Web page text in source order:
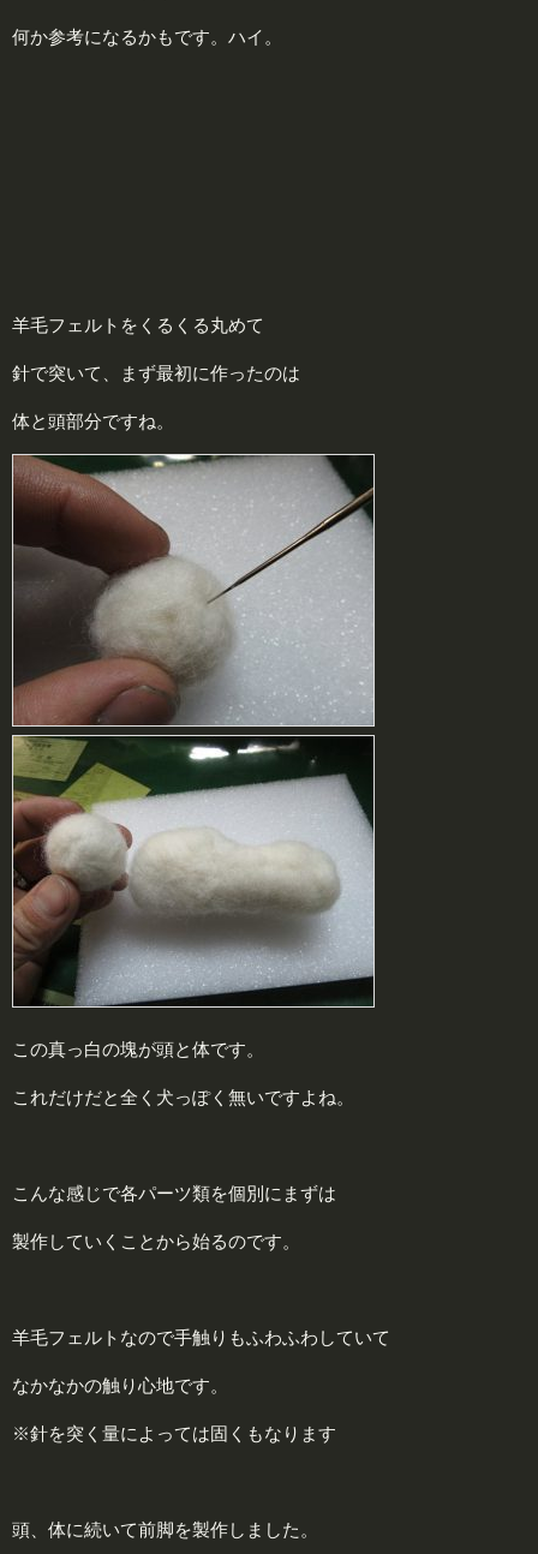
何か参考になるかもです。ハイ。
羊毛フェルトをくるくる丸めて
針で突いて、まず最初に作ったのは
体と頭部分ですね。
この真っ白の塊が頭と体です。
これだけだと全く犬っぽく無いですよね。
こんな感じで各パーツ類を個別にまずは
製作していくことから始るのです。
羊毛フェルトなので手触りもふわふわしていて
なかなかの触り心地です。
※針を突く量によっては固くもなります
頭、体に続いて前脚を製作しました。